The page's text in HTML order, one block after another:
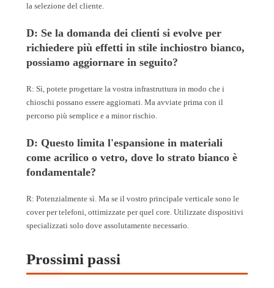
la selezione del cliente.
D: Se la domanda dei clienti si evolve per
richiedere più effetti in stile inchiostro bianco,
possiamo aggiornare in seguito?
R: Sì, potete progettare la vostra infrastruttura in modo che i
chioschi possano essere aggiornati. Ma avviate prima con il
percorso più semplice e a minor rischio.
D: Questo limita l'espansione in materiali
come acrilico o vetro, dove lo strato bianco è
fondamentale?
R: Potenzialmente sì. Ma se il vostro principale verticale sono le
cover per telefoni, ottimizzate per quel core. Utilizzate dispositivi
specializzati solo dove assolutamente necessario.
Prossimi passi